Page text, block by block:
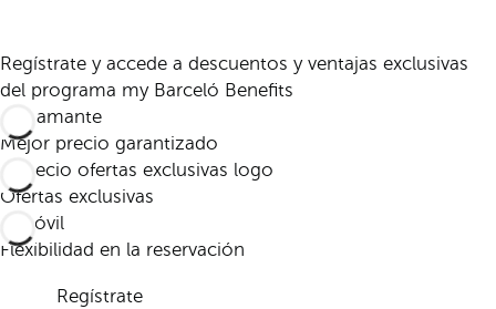
Regístrate y accede a descuentos y ventajas exclusivas
del programa my Barceló Benefits
Mejor precio garantizado
Ofertas exclusivas
Flexibilidad en la reservación
Regístrate